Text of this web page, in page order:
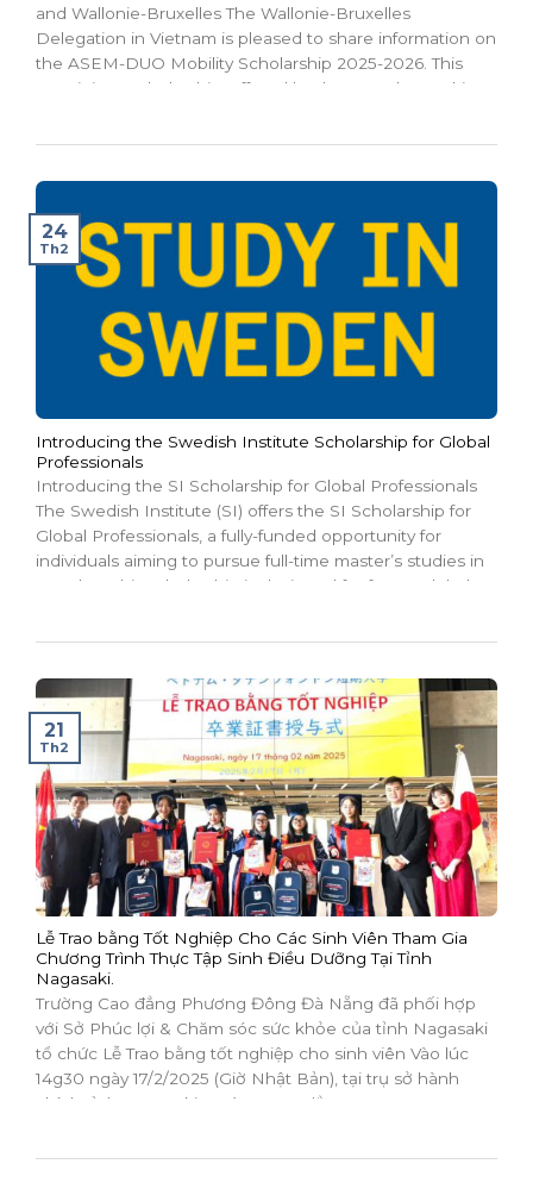
and Wallonie-Bruxelles The Wallonie-Bruxelles
Delegation in Vietnam is pleased to share information on
the ASEM-DUO Mobility Scholarship 2025-2026. This
prestigious scholarship, offered by the French-speaking
Pacific and...
Introducing the Swedish Institute Scholarship for Global
Professionals
Introducing the SI Scholarship for Global Professionals
The Swedish Institute (SI) offers the SI Scholarship for
Global Professionals, a fully-funded opportunity for
individuals aiming to pursue full-time master’s studies in
Sweden. This scholarship is designed for future global
24
Th2
Lễ Trao bằng Tốt Nghiệp Cho Các Sinh Viên Tham Gia
Chương Trình Thực Tập Sinh Điều Dưỡng Tại Tỉnh
Nagasaki.
Trường Cao đẳng Phương Đông Đà Nẵng đã phối hợp
với Sở Phúc lợi & Chăm sóc sức khỏe của tỉnh Nagasaki
tổ chức Lễ Trao bằng tốt nghiệp cho sinh viên Vào lúc
14g30 ngày 17/2/2025 (Giờ Nhật Bản), tại trụ sở hành
chính tỉnh Nagasaki, Trường Cao đẳng...
21
Th2